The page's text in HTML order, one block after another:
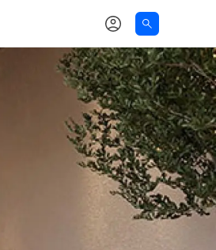
Compra